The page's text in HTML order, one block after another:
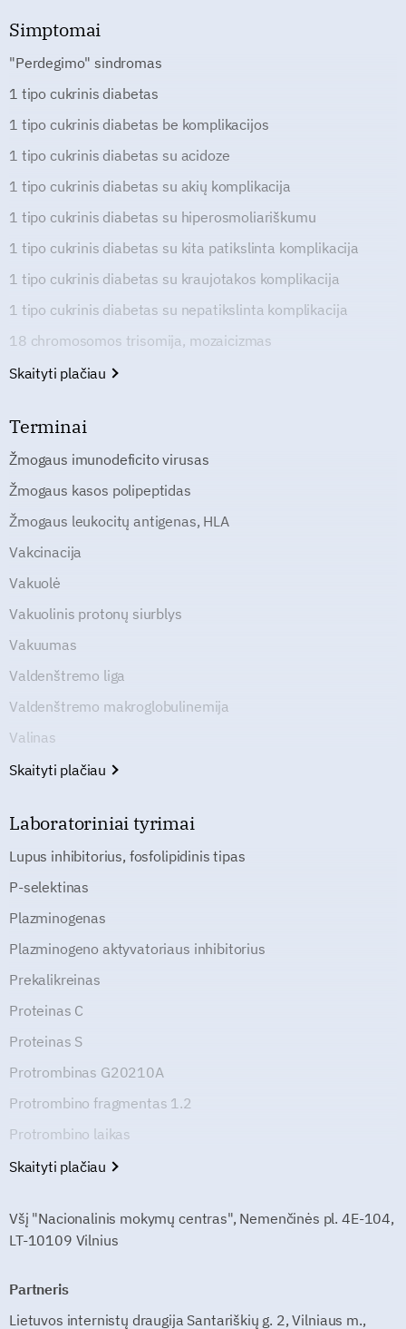
Simptomai
"Perdegimo" sindromas
1 tipo cukrinis diabetas
1 tipo cukrinis diabetas be komplikacijos
1 tipo cukrinis diabetas su acidoze
1 tipo cukrinis diabetas su akių komplikacija
1 tipo cukrinis diabetas su hiperosmoliariškumu
1 tipo cukrinis diabetas su kita patikslinta komplikacija
1 tipo cukrinis diabetas su kraujotakos komplikacija
1 tipo cukrinis diabetas su nepatikslinta komplikacija
18 chromosomos trisomija, mozaicizmas
Skaityti plačiau
Terminai
Žmogaus imunodeficito virusas
Žmogaus kasos polipeptidas
Žmogaus leukocitų antigenas, HLA
Vakcinacija
Vakuolė
Vakuolinis protonų siurblys
Vakuumas
Valdenštremo liga
Valdenštremo makroglobulinemija
Valinas
Skaityti plačiau
Laboratoriniai tyrimai
Lupus inhibitorius, fosfolipidinis tipas
P-selektinas
Plazminogenas
Plazminogeno aktyvatoriaus inhibitorius
Prekalikreinas
Proteinas C
Proteinas S
Protrombinas G20210A
Protrombino fragmentas 1.2
Protrombino laikas
Skaityti plačiau
Všį "Nacionalinis mokymų centras", Nemenčinės pl. 4E-104,
LT-10109 Vilnius
Partneris
Lietuvos internistų draugija Santariškių g. 2, Vilniaus m.,